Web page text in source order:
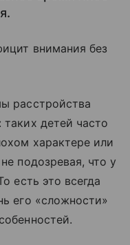
внимания без
расстройства
детей часто
характере или
подозревая, что у
есть это всегда
его «сложности»